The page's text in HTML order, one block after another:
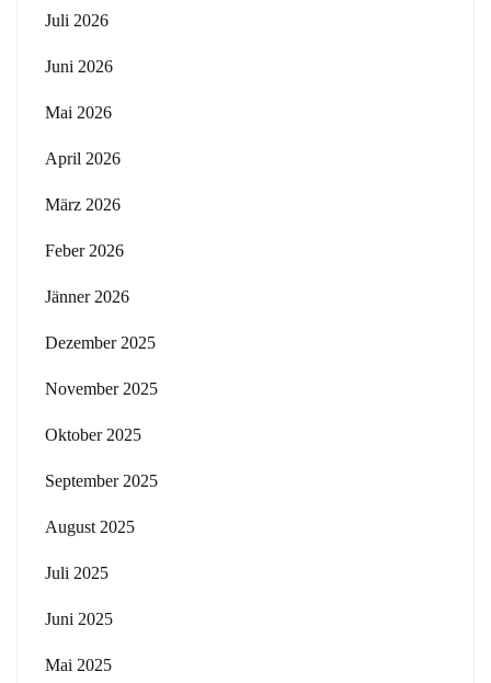
Juli 2026
Juni 2026
Mai 2026
April 2026
März 2026
Feber 2026
Jänner 2026
Dezember 2025
November 2025
Oktober 2025
September 2025
August 2025
Juli 2025
Juni 2025
Mai 2025